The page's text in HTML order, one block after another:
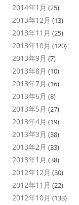
2014年1月 (25)
2013年12月 (13)
2013年11月 (25)
2013年10月 (120)
2013年9月 (7)
2013年8月 (10)
2013年7月 (16)
2013年6月 (8)
2013年5月 (27)
2013年4月 (19)
2013年3月 (38)
2013年2月 (33)
2013年1月 (38)
2012年12月 (30)
2012年11月 (22)
2012年10月 (133)